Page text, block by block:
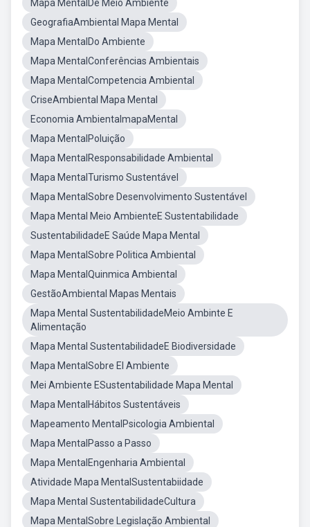
Mapa MentalDe Meio Ambiente
GeografiaAmbiental Mapa Mental
Mapa MentalDo Ambiente
Mapa MentalConferências Ambientais
Mapa MentalCompetencia Ambiental
CriseAmbiental Mapa Mental
Economia AmbientalmapaMental
Mapa MentalPoluição
Mapa MentalResponsabilidade Ambiental
Mapa MentalTurismo Sustentável
Mapa MentalSobre Desenvolvimento Sustentável
Mapa Mental Meio AmbienteE Sustentabilidade
SustentabilidadeE Saúde Mapa Mental
Mapa MentalSobre Politica Ambiental
Mapa MentalQuinmica Ambiental
GestãoAmbiental Mapas Mentais
Mapa Mental SustentabilidadeMeio Ambinte E
Alimentação
Mapa Mental SustentabilidadeE Biodiversidade
Mapa MentalSobre El Ambiente
Mei Ambiente ESustentabilidade Mapa Mental
Mapa MentalHábitos Sustentáveis
Mapeamento MentalPsicologia Ambiental
Mapa MentalPasso a Passo
Mapa MentalEngenharia Ambiental
Atividade Mapa MentalSustentabiidade
Mapa Mental SustentabilidadeCultura
Mapa MentalSobre Legislação Ambiental